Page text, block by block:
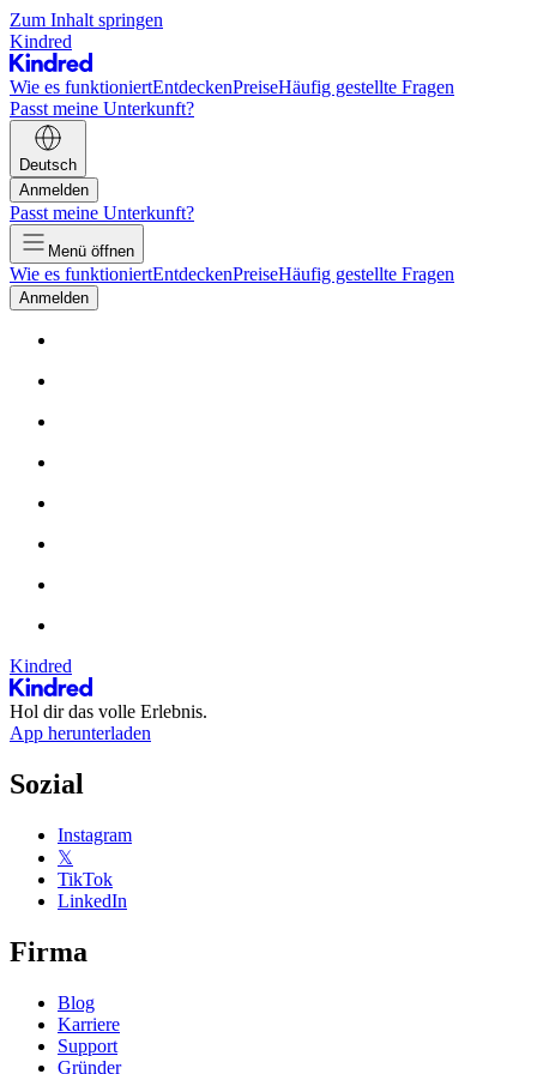
Zum Inhalt springen
Kindred
Wie es funktioniertEntdeckenPreiseHäufig gestellte Fragen
Passt meine Unterkunft?
Deutsch
Anmelden
Passt meine Unterkunft?
Menü öffnen
Wie es funktioniertEntdeckenPreiseHäufig gestellte Fragen
Anmelden
Kindred
Hol dir das volle Erlebnis.
App herunterladen
Sozial
Instagram
𝕏
TikTok
LinkedIn
Firma
Blog
Karriere
Support
Gründer